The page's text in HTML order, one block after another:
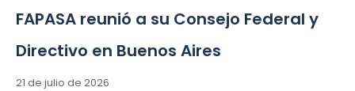
FAPASA reunió a su Consejo Federal y
Directivo en Buenos Aires
21 de julio de 2026